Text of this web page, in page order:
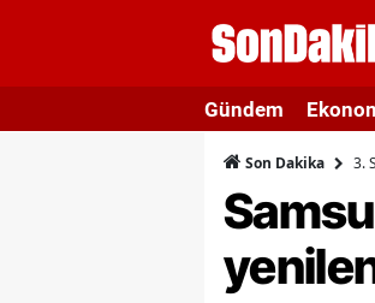
Gündem
Son Dakika 3.